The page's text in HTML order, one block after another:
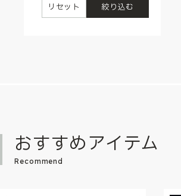
絞り込む
リセット
おすすめアイテム
Recommend